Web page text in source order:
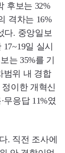
후보는 32%
격차는 16%
다. 중앙일보
일 실시
는 35%를 기
범위 내 경합
이한 개혁신
무응답 11%였
. 직전 조사에